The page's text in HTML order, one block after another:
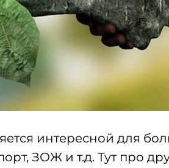
интересной для
ЗОЖ и т.д. Тут про